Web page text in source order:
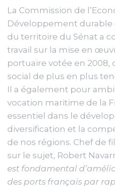
La Commission de
Développement durable
du territoire du Sénat a
travail sur la mise en
portuaire votée en 2008,
social de plus en plus
Il a également pour
vocation maritime de la
essentiel dans le
diversification et la
de nos régions. Chef de
sur le sujet, Robert
est fondamental
des ports français par